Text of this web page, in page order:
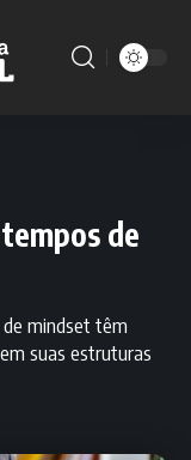
de
mindset têm
suas estruturas